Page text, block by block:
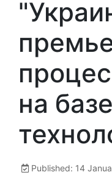
на базе
Published: 14